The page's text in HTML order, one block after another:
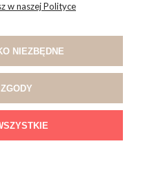
w naszej Polityce
NIEZBĘDNE